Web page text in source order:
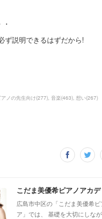
ず説明できるはずだから!
アノの先生向け(277) 音楽(463) 想い(267)
広島市中区の「こだま美優希ピ
ア」では、 基礎を大切にしな